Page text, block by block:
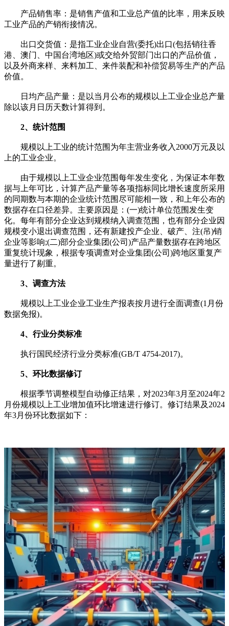
产品销售率：是销售产值和工业总产值的比率，用来反映
工业产品的产销衔接情况。
出口交货值：是指工业企业自营(委托)出口(包括销往香
港、澳门、中国台湾地区)或交给外贸部门出口的产品价值，
以及外商来样、来料加工、来件装配和补偿贸易等生产的产品
价值。
日均产品产量：是以当月公布的规模以上工业企业总产量
除以该月日历天数计算得到。
2、统计范围
规模以上工业的统计范围为年主营业务收入2000万元及以
上的工业企业。
由于规模以上工业企业范围每年发生变化，为保证本年数
据与上年可比，计算产品产量等各项指标同比增长速度所采用
的同期数与本期的企业统计范围尽可能相一致，和上年公布的
数据存在口径差异。主要原因是：(一)统计单位范围发生变
化。每年有部分企业达到规模纳入调查范围，也有部分企业因
规模变小退出调查范围，还有新建投产企业、破产、注(吊)销
企业等影响;(二)部分企业集团(公司)产品产量数据存在跨地区
重复统计现象，根据专项调查对企业集团(公司)跨地区重复产
量进行了剔重。
3、调查方法
规模以上工业企业工业生产报表按月进行全面调查(1月份
数据免报)。
4、行业分类标准
执行国民经济行业分类标准(GB/T 4754-2017)。
5、环比数据修订
根据季节调整模型自动修正结果，对2023年3月至2024年2
月份规模以上工业增加值环比增速进行修订。修订结果及2024
年3月份环比数据如下：